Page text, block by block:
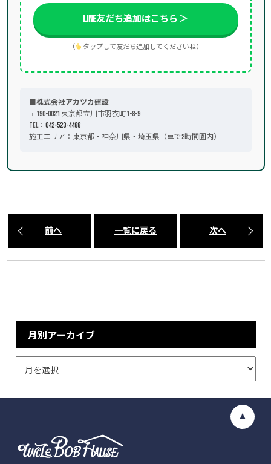
LINE友だち追加はこちら ＞
（ タップして友だち追加してくださいね）
■株式会社アカツカ建設
〒190-0021 東京都立川市羽衣町1-8-9
TEL： 042-523-4488
施工エリア：東京都・神奈川県・埼玉県（車で2時間圏内）
前へ 一覧に戻る 次へ
月別アーカイブ